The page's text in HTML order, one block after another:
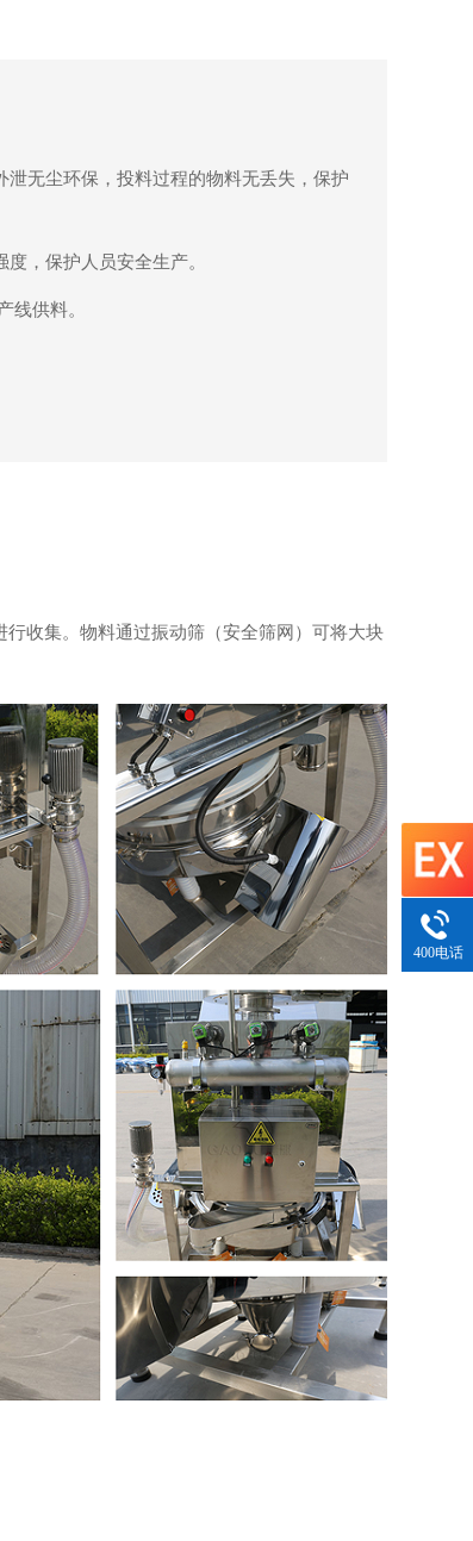
泄无尘环保，投料过程的物料无丢失，保护
，保护人员安全生产。
线供料。
收集。物料通过振动筛（安全筛网）可将大块
400电话